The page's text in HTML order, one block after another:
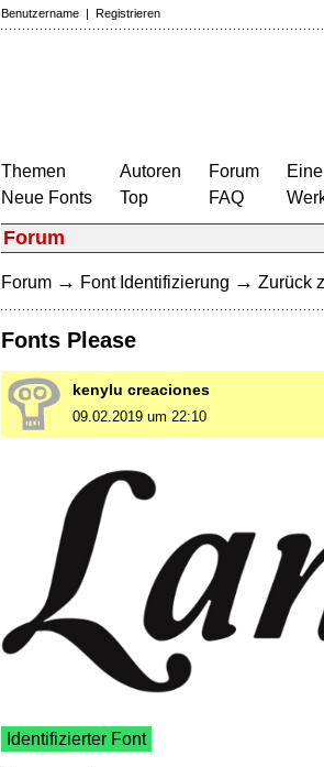
Benutzername | Registrieren
Themen
Neue Fonts
Autoren
Top
Forum
FAQ
Forum
Forum → Font Identifizierung → Zurück
Fonts Please
kenylu creaciones
09.02.2019 um 22:10
Identifizierter Font